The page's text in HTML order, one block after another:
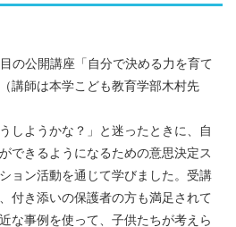
公開講座「自分で決める力を育て
講師は本学こども教育学部木村先
しようかな？」と迷ったときに、自
できるようになるための意思決定ス
ョン活動を通じて学びました。受講
付き添いの保護者の方も満足されて
な事例を使って、子供たちが考えら